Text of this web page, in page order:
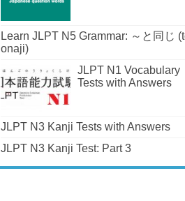
Learn JLPT N5 Grammar: ～と同じ
onaji)
JLPT N1 Vocabulary
Tests with Answers
JLPT N3 Kanji Tests with Answers
JLPT N3 Kanji Test: Part 3